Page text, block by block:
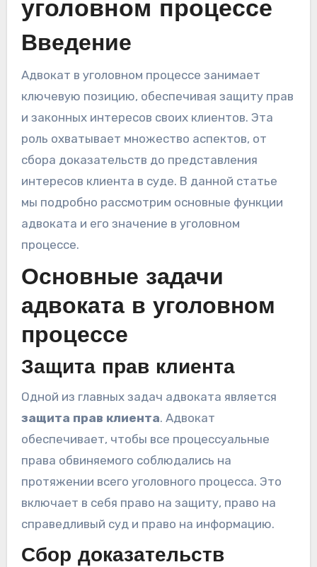
уголовном процессе
Введение
Адвокат в уголовном процессе занимает
ключевую позицию, обеспечивая защиту прав
и законных интересов своих клиентов. Эта
роль охватывает множество аспектов, от
сбора доказательств до представления
интересов клиента в суде. В данной статье
мы подробно рассмотрим основные функции
адвоката и его значение в уголовном
процессе.
Основные задачи
адвоката в уголовном
процессе
Защита прав клиента
Одной из главных задач адвоката является
защита прав клиента. Адвокат
обеспечивает, чтобы все процессуальные
права обвиняемого соблюдались на
протяжении всего уголовного процесса. Это
включает в себя право на защиту, право на
справедливый суд и право на информацию.
Сбор доказательств